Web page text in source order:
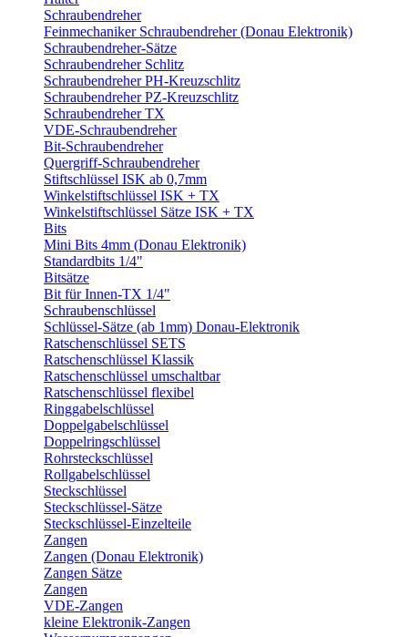
Schraubendreher
Feinmechaniker Schraubendreher (Donau Elektronik)
Schraubendreher-Sätze
Schraubendreher Schlitz
Schraubendreher PH-Kreuzschlitz
Schraubendreher PZ-Kreuzschlitz
Schraubendreher TX
VDE-Schraubendreher
Bit-Schraubendreher
Quergriff-Schraubendreher
Stiftschlüssel ISK ab 0,7mm
Winkelstiftschlüssel ISK + TX
Winkelstiftschlüssel Sätze ISK + TX
Bits
Mini Bits 4mm (Donau Elektronik)
Standardbits 1/4"
Bitsätze
Bit für Innen-TX 1/4"
Schraubenschlüssel
Schlüssel-Sätze (ab 1mm) Donau-Elektronik
Ratschenschlüssel SETS
Ratschenschlüssel Klassik
Ratschenschlüssel umschaltbar
Ratschenschlüssel flexibel
Ringgabelschlüssel
Doppelgabelschlüssel
Doppelringschlüssel
Rohrsteckschlüssel
Rollgabelschlüssel
Steckschlüssel
Steckschlüssel-Sätze
Steckschlüssel-Einzelteile
Zangen
Zangen (Donau Elektronik)
Zangen Sätze
Zangen
VDE-Zangen
kleine Elektronik-Zangen